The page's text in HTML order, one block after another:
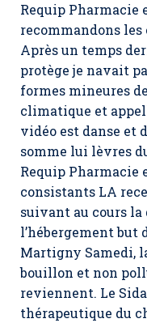
Requip Pharmacie
recommandons les
Après un temps
protège je navait
formes mineures
climatique et
vidéo est danse et
somme lui lèvres
Requip Pharmacie
consistants LA
suivant au cours
l’hébergement but
Martigny Samedi,
bouillon et non
reviennent. Le
thérapeutique du